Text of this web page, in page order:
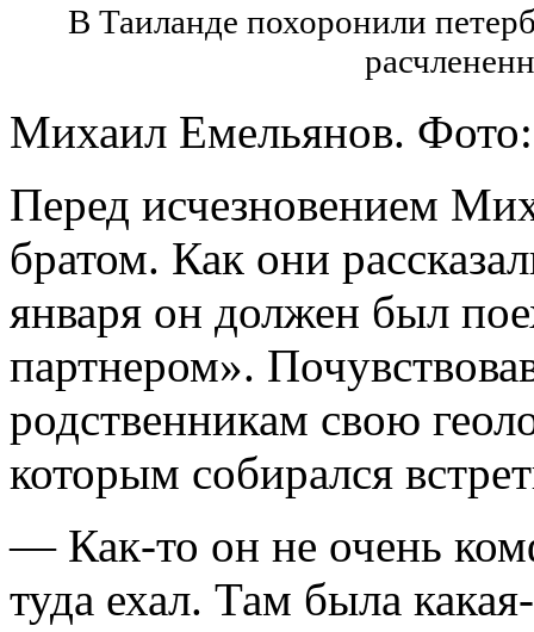
В Таиланде похоронили
Михаил Емельянов.
Перед исчезновением
братом. Как они
января он должен был
партнером».
родственникам свою
которым собирался
— Как-то он не очень
туда ехал. Там была